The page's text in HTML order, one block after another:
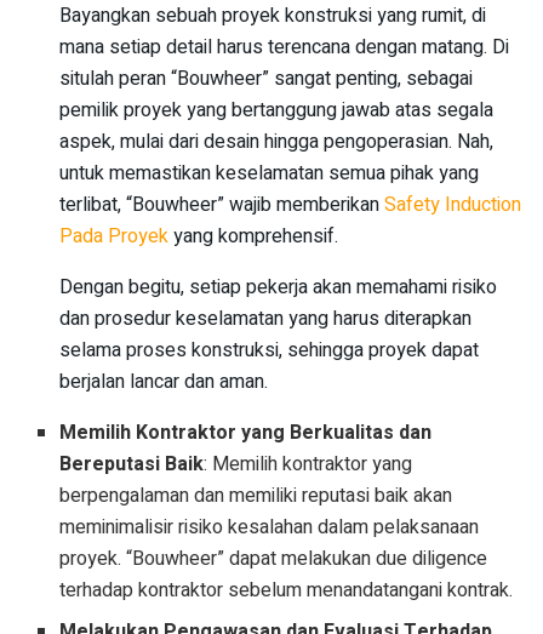
Bayangkan sebuah proyek konstruksi yang rumit, di
mana setiap detail harus terencana dengan matang. Di
situlah peran “Bouwheer” sangat penting, sebagai
pemilik proyek yang bertanggung jawab atas segala
aspek, mulai dari desain hingga pengoperasian. Nah,
untuk memastikan keselamatan semua pihak yang
terlibat, “Bouwheer” wajib memberikanSafety Induction
Pada Proyekyang komprehensif.
Dengan begitu, setiap pekerja akan memahami risiko
dan prosedur keselamatan yang harus diterapkan
selama proses konstruksi, sehingga proyek dapat
berjalan lancar dan aman.
Memilih Kontraktor yang Berkualitas dan
Bereputasi Baik: Memilih kontraktor yang
berpengalaman dan memiliki reputasi baik akan
meminimalisir risiko kesalahan dalam pelaksanaan
proyek. “Bouwheer” dapat melakukan due diligence
terhadap kontraktor sebelum menandatangani kontrak.